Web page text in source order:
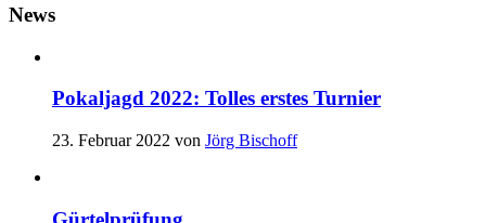
News
Pokaljagd 2022: Tolles erstes Turnier
23. Februar 2022 von Jörg Bischoff